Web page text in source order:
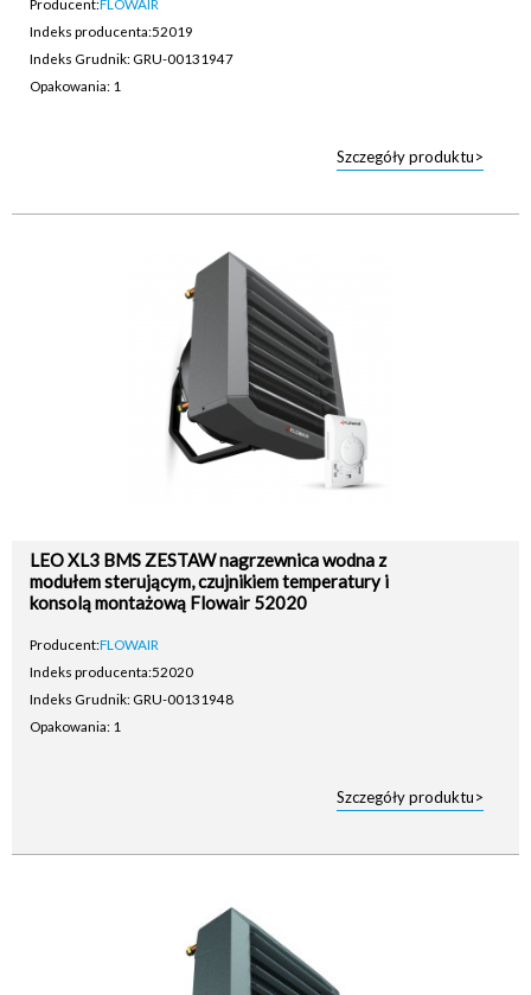
Producent:FLOWAIR
Indeks producenta:52019
Indeks Grudnik: GRU-00131947
Opakowania: 1
Szczegóły produktu>
LEO XL3 BMS ZESTAW nagrzewnica wodna z
modułem sterującym, czujnikiem temperatury i
konsolą montażową Flowair 52020
Producent:FLOWAIR
Indeks producenta:52020
Indeks Grudnik: GRU-00131948
Opakowania: 1
Szczegóły produktu>